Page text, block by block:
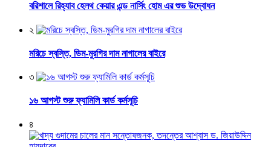
বরিশালে রিহ্যাব হেলথ কেয়ার এন্ড নার্সিং হোম এর শুভ উদ্বোধন
২
মরিচে স্বস্তি, ডিম-মুরগির দাম নাগালের বাইরে
৩
১৬ আগস্ট শুরু ফ্যামিলি কার্ড কর্মসূচি
৪